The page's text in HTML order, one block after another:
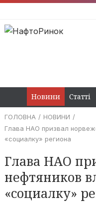
Новини Статті
ГОЛОВНА
НОВИНИ
Глава НАО призвал
«социалку» региона
Глава НАО
нефтяников
«социалку»